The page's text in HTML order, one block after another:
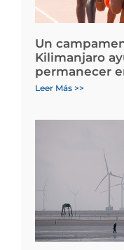
Un
Kilimanjaro
permanecer
Leer Más >>